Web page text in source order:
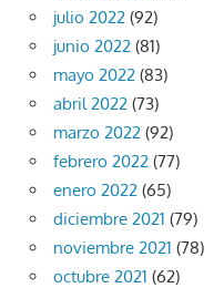
julio 2022 (92)
junio 2022 (81)
mayo 2022 (83)
abril 2022 (73)
marzo 2022 (92)
febrero 2022 (77)
enero 2022 (65)
diciembre 2021 (79)
noviembre 2021 (78)
octubre 2021 (62)